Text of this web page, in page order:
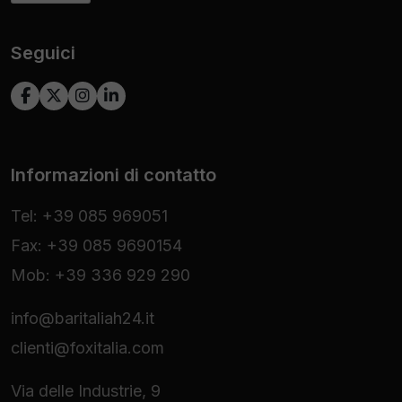
Seguici
Informazioni di contatto
Tel: +39 085 969051
Fax: +39 085 9690154
Mob: +39 336 929 290
info@baritaliah24.it
clienti@foxitalia.com
Via delle Industrie, 9